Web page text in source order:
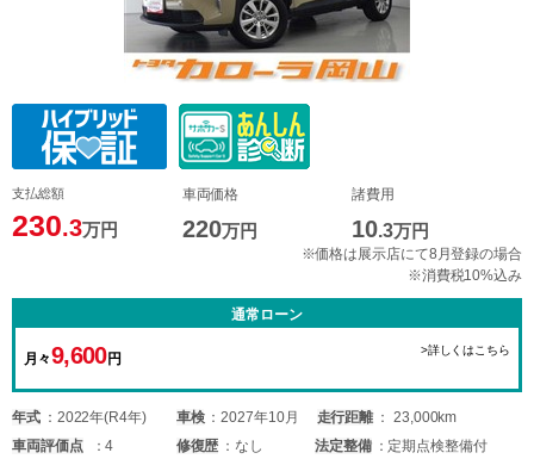
支払総額
230.3万円
車両価格
220万円
諸費用
10.3万円
※価格は展示店にて8月登録の場合
※消費税10%込み
通常ローン
月々9,600円
>詳しくはこちら
年式 2022年(R4年) 車検 2027年10月 走行距離
23,000km
車両評価点 4 修復歴 なし 法定整備 定期点検整備付